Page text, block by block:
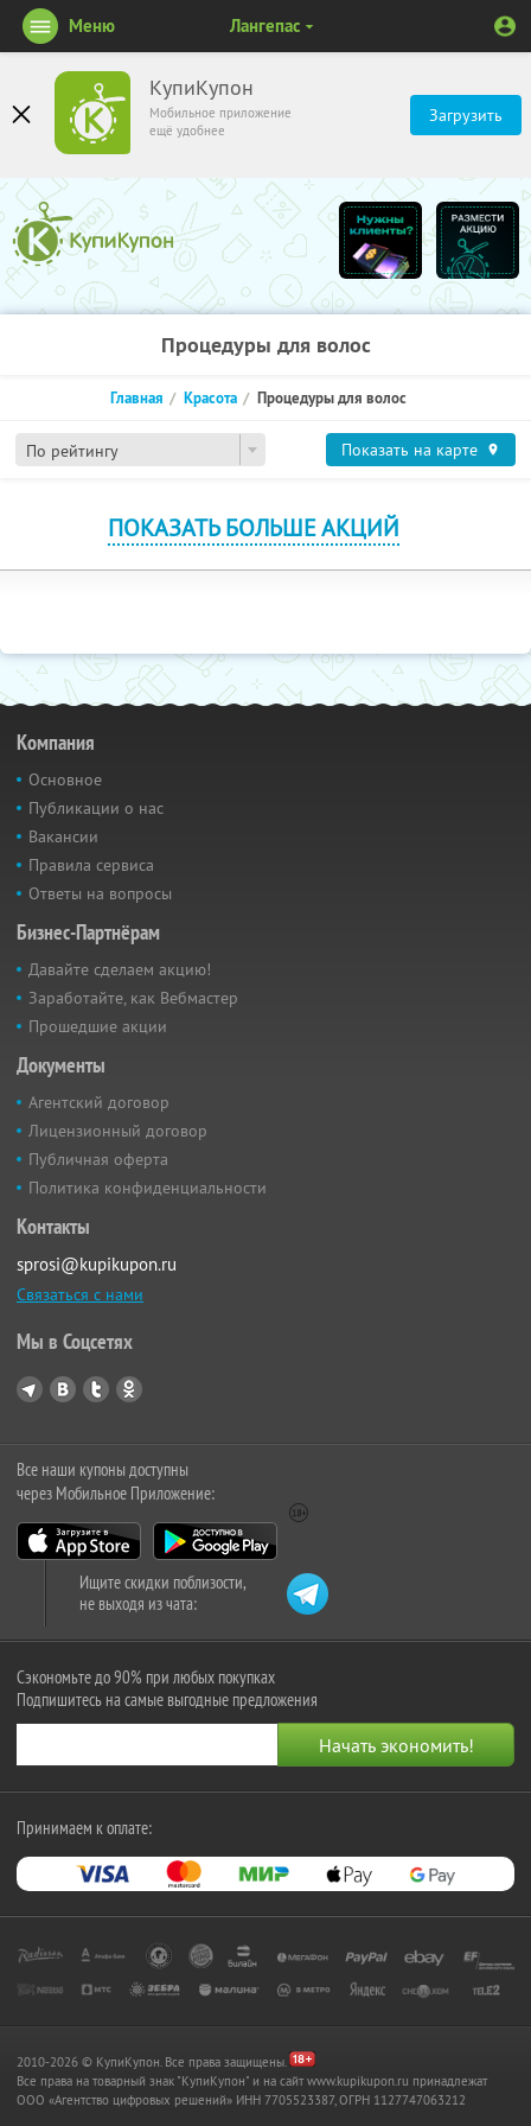
КупиКупон
Мобильное приложение
ещё удобнее
Загрузить
Меню Лангепас
Процедуры для волос
По рейтингу
Главная Красота Процедуры для волос
Показать на карте
ПОКАЗАТЬ БОЛЬШЕ АКЦИЙ
Компания
Основное
Публикации о нас
Вакансии
Правила сервиса
Ответы на вопросы
Бизнес-Партнёрам
Давайте сделаем акцию!
Заработайте, как Вебмастер
Прошедшие акции
Документы
Агентский договор
Лицензионный договор
Публичная оферта
Политика конфиденциальности
Контакты
sprosi@kupikupon.ru
Связаться с нами
Мы в Соцсетях
Все наши купоны доступны
через Мобильное Приложение:
Ищите скидки поблизости,
не выходя из чата:
Сэкономьте до 90% при любых покупках
Подпишитесь на самые выгодные предложения
Принимаем к оплате:
2010-2026 © КупиКупон. Все права защищены.
Все права на товарный знак "КупиКупон" и на сайт www.kupikupon.ru принадлежат
OOO «Агентство цифровых решений» ИНН 7705523387, ОГРН 1127747063212